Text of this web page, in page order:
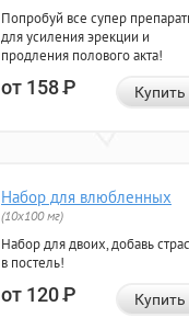
Попробуй все супер
для усиления эрекции и
продления полового акта!
от 158Р Купить
Набор для влюбленных
(10х100 мг)
Набор для двоих, добавь
в постель!
от 120Р Купить